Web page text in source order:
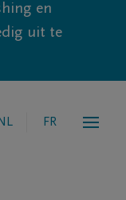
en
uit te
NL FR